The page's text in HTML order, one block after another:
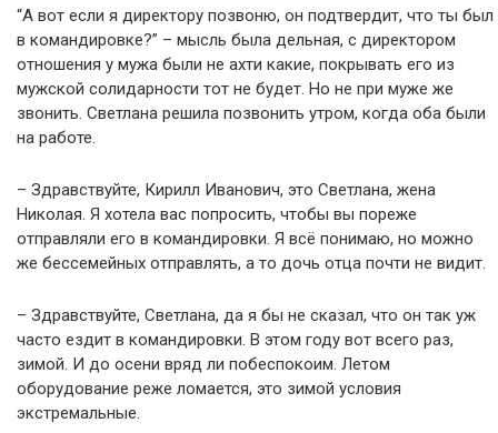
“А вот если я директору позвоню, он подтвердит, что ты был
в командировке?” – мысль была дельная, с директором
отношения у мужа были не ахти какие, покрывать его из
мужской солидарности тот не будет. Но не при муже же
звонить. Светлана решила позвонить утром, когда оба были
на работе.
– Здравствуйте, Кирилл Иванович, это Светлана, жена
Николая. Я хотела вас попросить, чтобы вы пореже
отправляли его в командировки. Я всё понимаю, но можно
же бессемейных отправлять, а то дочь отца почти не видит.
– Здравствуйте, Светлана, да я бы не сказал, что он так уж
часто ездит в командировки. В этом году вот всего раз,
зимой. И до осени вряд ли побеспокоим. Летом
оборудование реже ломается, это зимой условия
экстремальные.